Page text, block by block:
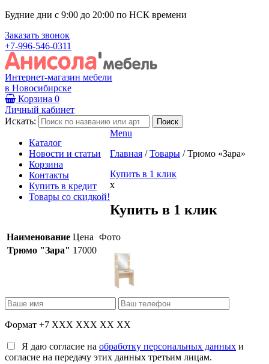
Будние дни с 9:00 до 20:00 по НСК времени
Заказать звонок
+7-996-546-0311
Интернет-магазин мебели
в Новосибирске
Корзина 0
Личный кабинет
Искать:
Каталог
Новости и статьи
Корзина
Контакты
Купить в кредит
Товары со скидкой!
Menu
Главная / Товары / Трюмо «Зара»
Купить в 1 клик
x
Купить в 1 клик
Наименование Цена Фото
Трюмо "Зара" 17000
Формат +7 XXX XXX XX XX
Я даю согласие на обработку персональных данных и
согласие на передачу этих данных третьим лицам.